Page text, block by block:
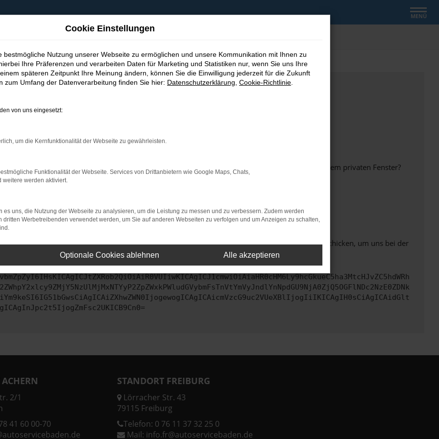
MENÜ
bestimmter Seiten verhindern. Funktioniert die Seite in einem anderen Browser oder in einem privaten Fenster?
beheben.
auf dem neuesten Stand sind.
kann auch dazu führen, dass bestimmte Funktionen nicht mehr unterstützt werden.
uns bitte. Wir werden versuchen, das Problem zu beheben. Du kannst uns diesen Text schicken, um uns bei der
2/1
41 60 00-70
STANDORT FREIBURG
Lörracher Str. 43
79115 Freiburg
Telefon: 0 76 11 37 32 25 0
Mail: info.fr@autoservicebaden.de
Cookie Einstellungen
bestmögliche Nutzung unserer Webseite zu ermöglichen und unsere Kommunikation mit Ihnen zu
Ihre Präferenzen und verarbeiten Daten für Marketing und Statistiken nur, wenn Sie uns Ihre
späteren Zeitpunkt Ihre Meinung ändern, können Sie die Einwilligung jederzeit für die Zukunft
zum Umfang der Datenverarbeitung finden Sie hier: Datenschutzerklärung Cookie-Richtlinie
von uns eingesetzt:
um die Kernfunktionalität der Webseite zu gewährleisten.
Funktionalität der Webseite. Services von Drittanbietern wie Google Maps, Chats,
weitere werden aktiviert.
es uns, die Nutzung der Webseite zu analysieren, um die Leistung zu messen und zu verbessern. Zudem werden
dritten Werbetreibenden verwendet werden, um Sie auf anderen Webseiten zu verfolgen und um Anzeigen zu schalten,
Optionale Cookies ablehnen Alle akzeptieren